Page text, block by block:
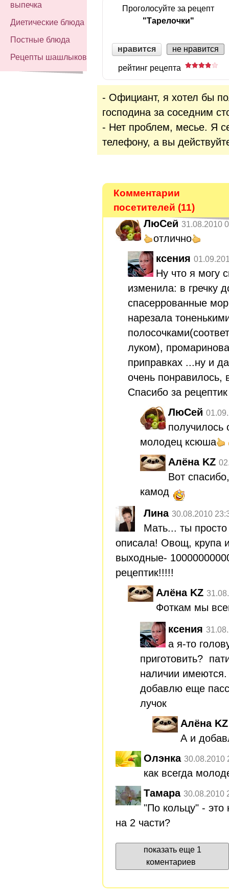
выпечка
Диетические блюда
Постные блюда
Рецепты шашлыков
Проголосуйте за рецепт
"Тарелочки"
нравится не нравится
рейтинг рецепта
- Официант, я хотел бы
господина за соседним
- Нет проблем, месье. Я
телефону, а вы
Комментарии
посетителей (11)
ЛюСей 31.08.2010
отлично
ксения
Ну что я могу
изменила: в гречку
спасеррованные
нарезала
луком),
приправках ...ну и
очень понравилось,
Спасибо за
ЛюСей
получилось
молодец ксюша
Алёна KZ
Вот
камод
Лина 30.08.2010
Мать... ты
описала! Овощ, крупа
выходные-
рецептик!!!!!
Алёна KZ
Фоткам мы
ксения
а я-то
приготовить?
наличии имеются.
добавлю еще
лучок
Алёна KZ
А и
Олэнка 30.08.2010
как всегда
Тамара 30.08.2010
"По кольцу" - это
на 2 части?
показать еще 1
коментариев